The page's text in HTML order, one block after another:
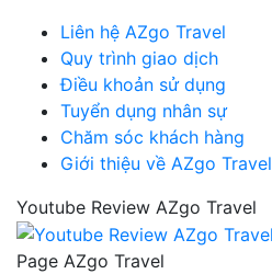
Liên hệ AZgo Travel
Quy trình giao dịch
Điều khoản sử dụng
Tuyển dụng nhân sự
Chăm sóc khách hàng
Giới thiệu về AZgo Travel
Youtube Review AZgo Travel
Page AZgo Travel